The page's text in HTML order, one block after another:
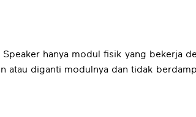
hanya modul fisik yang bekerja
atau diganti modulnya dan tidak